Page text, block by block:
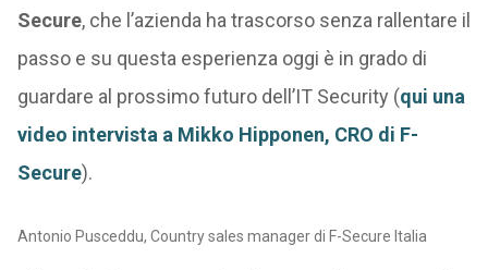
Secure, che l’azienda ha trascorso senza rallentare il
passo e su questa esperienza oggi è in grado di
guardare al prossimo futuro dell’IT Security (qui una
video intervista a Mikko Hipponen, CRO di F-
Secure).
Antonio Pusceddu, Country sales manager di F-Secure Italia